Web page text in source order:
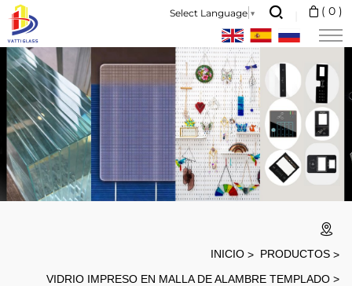
Select Language ▼ ( 0 )
FINEST
FURNITURE
QUALITY
GLASS
INICIO
PRODUCTOS
VIDRIO IMPRESO EN MALLA DE ALAMBRE TEMPLADO